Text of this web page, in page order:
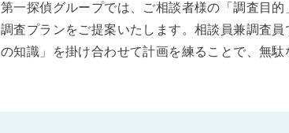
第一探偵グループでは、ご相談者様の「調査目
調査プランをご提案いたします。相談員兼調査
の知識」を掛け合わせて計画を練ることで、無